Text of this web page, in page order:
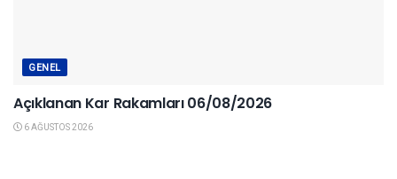
GENEL
Açıklanan Kar Rakamları 06/08/2026
6 AĞUSTOS 2026